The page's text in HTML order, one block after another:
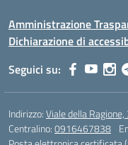
Amministrazione
Dichiarazione di
Seguici su:
Indirizzo:Viale della
Centralino:0916467838